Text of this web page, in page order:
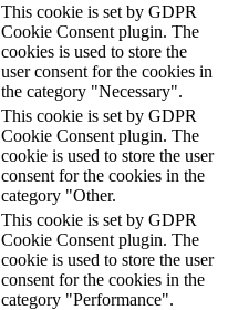
This cookie is set by GDPR
Cookie Consent plugin. The
cookies is used to store the
user consent for the cookies in
the category "Necessary".
This cookie is set by GDPR
Cookie Consent plugin. The
cookie is used to store the user
consent for the cookies in the
category "Other.
This cookie is set by GDPR
Cookie Consent plugin. The
cookie is used to store the user
consent for the cookies in the
category "Performance".